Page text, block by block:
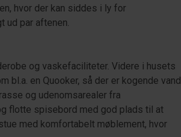
hvor der kan siddes i ly for
ud par aftenen.
og vaskefaciliteter. Videre i husets
bl.a. en Quooker, så der er kogende vand
og udenomsarealer fra
flotte spisebord med god plads til at
med komfortabelt møblement, hvor